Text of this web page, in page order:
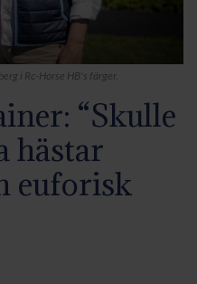
i Rc-Horse HB's färger.
“Skulle
hästar
euforisk